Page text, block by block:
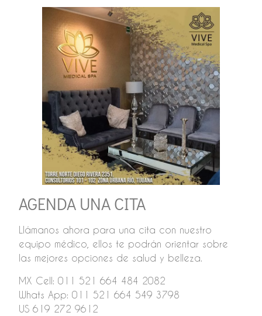
AGENDA UNA CITA
Llámanos ahora para una cita con nuestro
equipo médico, ellos te podrán orientar sobre
las mejores opciones de salud y belleza.
MX Cell: 011 521 664 484 2082
Whats App: 011 521 664 549 3798
US 619 272 9612